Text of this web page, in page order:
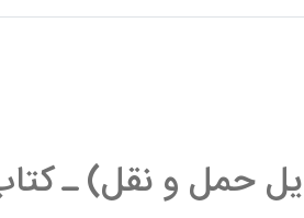
حمل و نقل) ـ